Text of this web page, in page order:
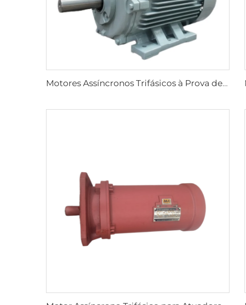
Motores Assíncronos Trifásicos à Prova de Explosão de Alta Eficiência Série YBX3